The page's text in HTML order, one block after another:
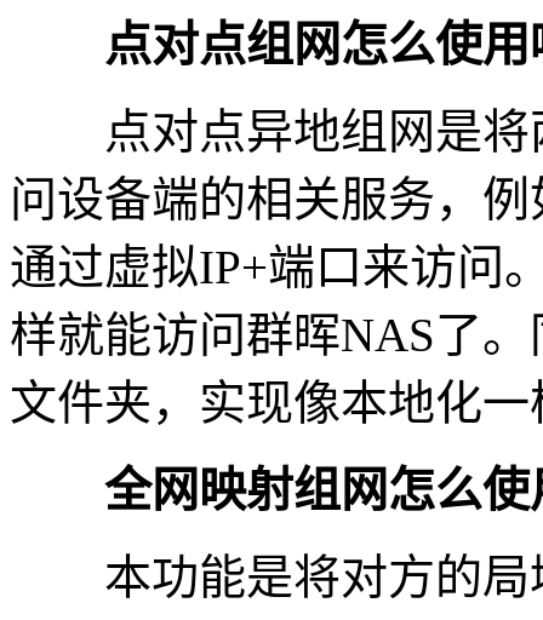
点对点组网怎么使用
点对点异地组网是将
问设备端的相关服务，
通过虚拟IP+端口来访问
样就能访问群晖NAS了
文件夹，实现像本地化
全网映射组网怎么使
本功能是将对方的局